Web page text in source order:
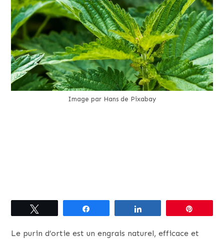
Image par Hans de Pixabay
Le purin d’ortie est un engrais naturel, efficace et